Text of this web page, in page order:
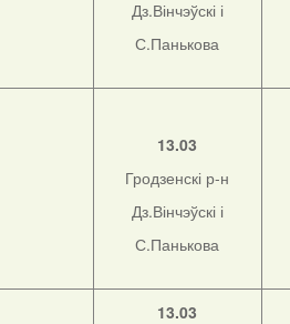
Дз.Вінчэўскі і
С.Панькова
13.03
Гродзенскі р-н
Дз.Вінчэўскі і
С.Панькова
13.03